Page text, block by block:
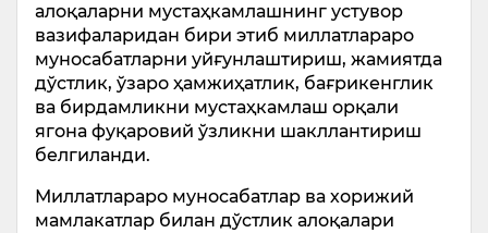
алоқаларни мустаҳкамлашнинг устувор
вазифаларидан бири этиб миллатлараро
муносабатларни уйғунлаштириш, жамиятда
дўстлик, ўзаро ҳамжиҳатлик, бағрикенглик
ва бирдамликни мустаҳкамлаш орқали
ягона фуқаровий ўзликни шакллантириш
белгиланди.
Миллатлараро муносабатлар ва хорижий
мамлакатлар билан дўстлик алоқалари